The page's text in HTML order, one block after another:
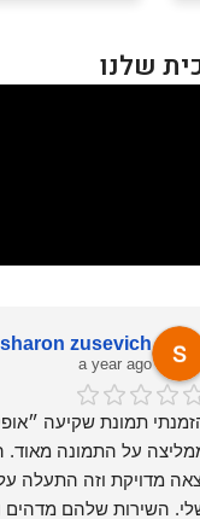
שלנו
קיר מיוחדים |
sharon zusevich
a year ago